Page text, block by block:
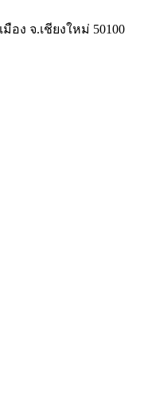
ง จ.เชียงใหม่ 50100